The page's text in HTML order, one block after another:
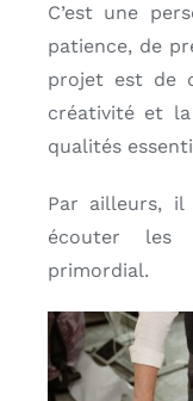
C’est une
patience, de
projet est de
créativité et
qualités
Par ailleurs,
écouter les
primordial.